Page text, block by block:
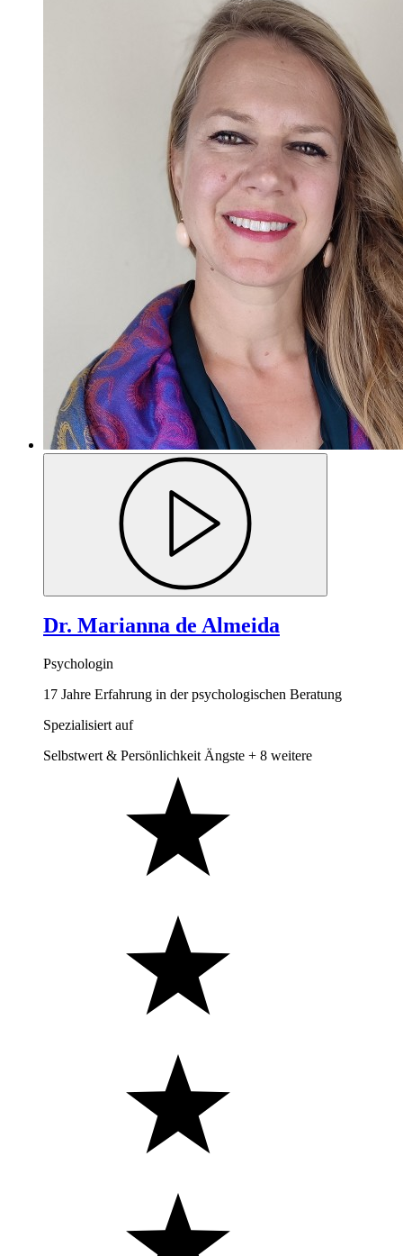
Dr. Marianna de Almeida
Psychologin
17 Jahre Erfahrung in der psychologischen Beratung
Spezialisiert auf
Selbstwert & Persönlichkeit Ängste + 8 weitere